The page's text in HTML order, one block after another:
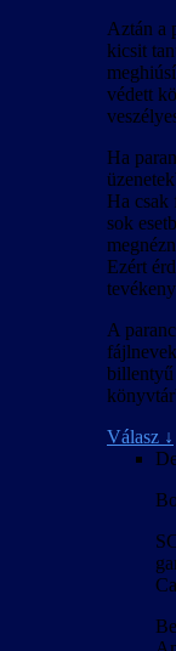
Aztán a
kicsit
védett
Ha
Ha csak
sok
Ezért
A
billentyű
Válasz ↓